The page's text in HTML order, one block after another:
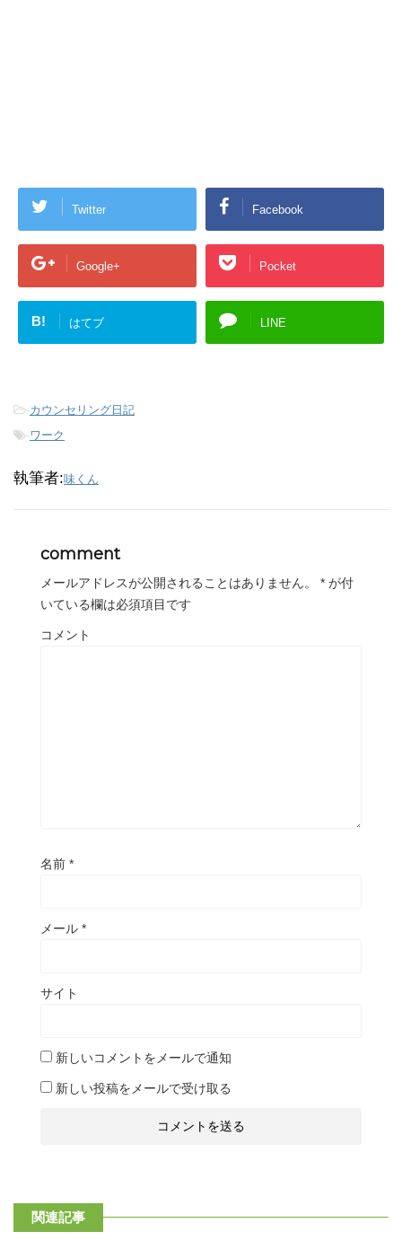
Twitter Facebook
Google+ Pocket
B! はてブ LINE
-カウンセリング日記
-ワーク
執筆者:味くん
comment
メールアドレスが公開されることはありません。 * が付
いている欄は必須項目です
コメント
名前 *
メール *
サイト
新しいコメントをメールで通知
新しい投稿をメールで受け取る
関連記事